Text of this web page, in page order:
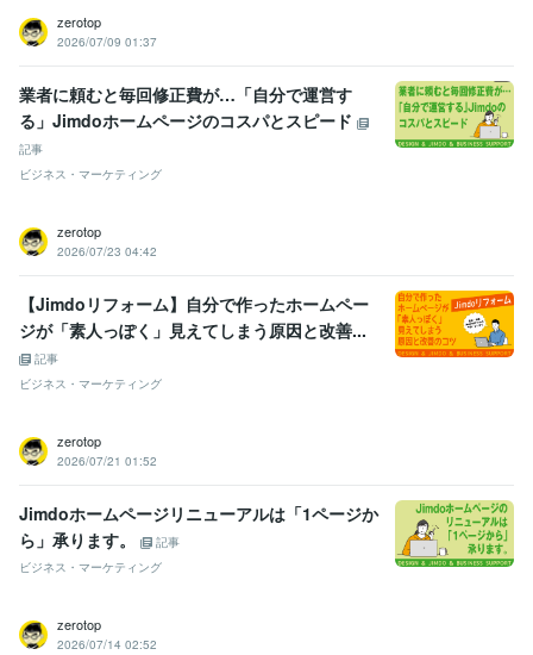
zerotop
2026/07/09 01:37
業者に頼むと毎回修正費が…「自分で運営す
る」Jimdoホームページのコスパとスピード
記事
ビジネス・マーケティング
zerotop
2026/07/23 04:42
【Jimdoリフォーム】自分で作ったホームペー
ジが「素人っぽく」見えてしまう原因と改善...
記事
ビジネス・マーケティング
zerotop
2026/07/21 01:52
Jimdoホームページリニューアルは「1ページか
ら」承ります。
記事
ビジネス・マーケティング
zerotop
2026/07/14 02:52